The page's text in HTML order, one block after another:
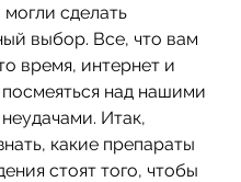
сделать
выбор. Все, что вам
время, интернет и
над нашими
Итак,
какие препараты
стоят того, чтобы